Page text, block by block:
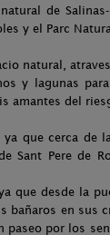
de
y el Parc
natural,
y lagunas
amantes del
que cerca de
Sant Pere de
que desde la
bañaros en
paseo por los